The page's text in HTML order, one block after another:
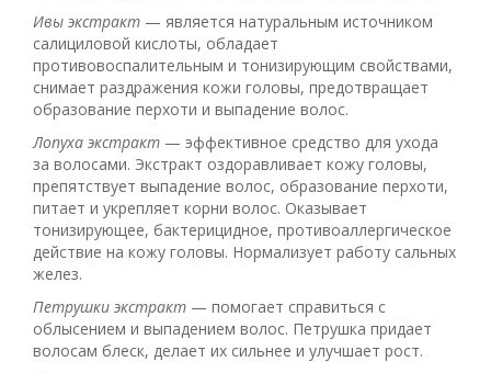
Ивы экстракт — является натуральным источником
салициловой кислоты, обладает
противовоспалительным и тонизирующим свойствами,
снимает раздражения кожи головы, предотвращает
образование перхоти и выпадение волос.
Лопуха экстракт — эффективное средство для ухода
за волосами. Экстракт оздоравливает кожу головы,
препятствует выпадение волос, образование перхоти,
питает и укрепляет корни волос. Оказывает
тонизирующее, бактерицидное, противоаллергическое
действие на кожу головы. Нормализует работу сальных
желез.
Петрушки экстракт — помогает справиться с
облысением и выпадением волос. Петрушка придает
волосам блеск, делает их сильнее и улучшает рост.